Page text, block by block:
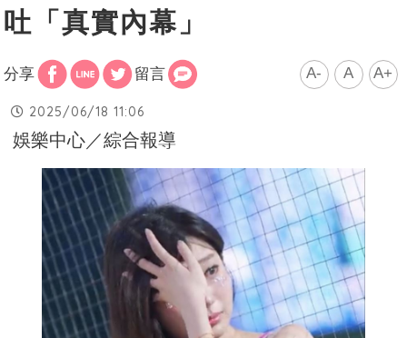
吐「真實內幕」
分享 留言 A- A A+
2025/06/18 11:06
娛樂中心／綜合報導